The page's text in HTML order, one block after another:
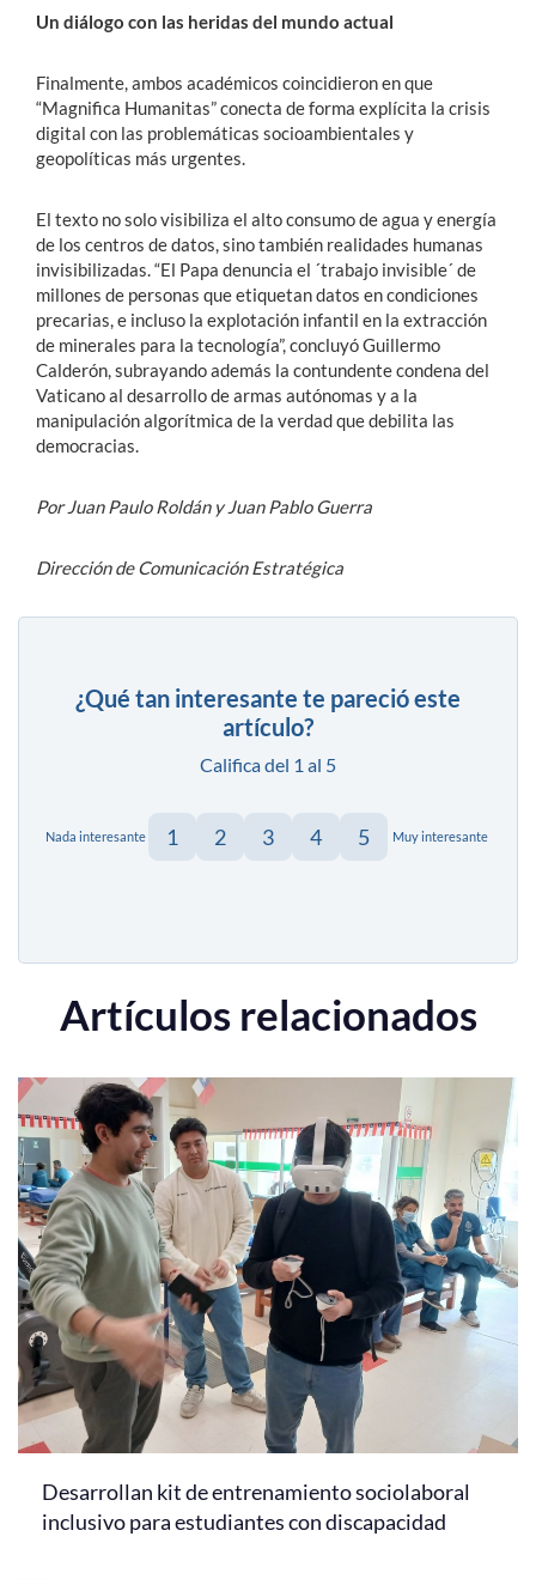
Un diálogo con las heridas del mundo actual
Finalmente, ambos académicos coincidieron en que
“Magnifica Humanitas” conecta de forma explícita la crisis
digital con las problemáticas socioambientales y
geopolíticas más urgentes.
El texto no solo visibiliza el alto consumo de agua y energía
de los centros de datos, sino también realidades humanas
invisibilizadas. “El Papa denuncia el ´trabajo invisible´ de
millones de personas que etiquetan datos en condiciones
precarias, e incluso la explotación infantil en la extracción
de minerales para la tecnología”, concluyó Guillermo
Calderón, subrayando además la contundente condena del
Vaticano al desarrollo de armas autónomas y a la
manipulación algorítmica de la verdad que debilita las
democracias.
Por Juan Paulo Roldán y Juan Pablo Guerra
Dirección de Comunicación Estratégica
¿Qué tan interesante te pareció este
artículo?
Califica del 1 al 5
Nada interesante 1 2 3 4 5 Muy interesante
Artículos relacionados
Desarrollan kit de entrenamiento sociolaboral
inclusivo para estudiantes con discapacidad